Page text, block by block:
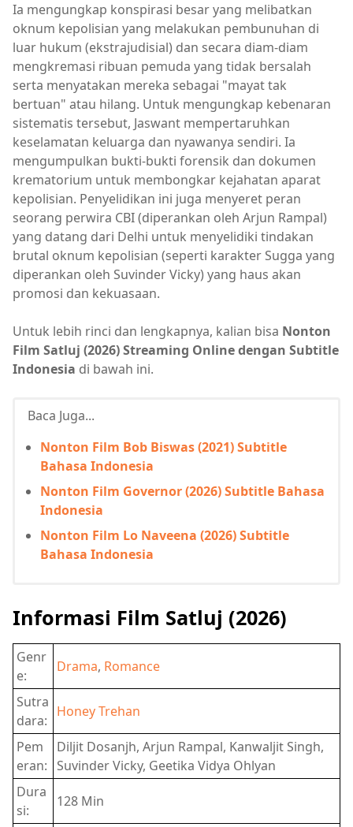
Ia mengungkap konspirasi besar yang melibatkan
oknum kepolisian yang melakukan pembunuhan di
luar hukum (ekstrajudisial) dan secara diam-diam
mengkremasi ribuan pemuda yang tidak bersalah
serta menyatakan mereka sebagai "mayat tak
bertuan" atau hilang. Untuk mengungkap kebenaran
sistematis tersebut, Jaswant mempertaruhkan
keselamatan keluarga dan nyawanya sendiri. Ia
mengumpulkan bukti-bukti forensik dan dokumen
krematorium untuk membongkar kejahatan aparat
kepolisian. Penyelidikan ini juga menyeret peran
seorang perwira CBI (diperankan oleh Arjun Rampal)
yang datang dari Delhi untuk menyelidiki tindakan
brutal oknum kepolisian (seperti karakter Sugga yang
diperankan oleh Suvinder Vicky) yang haus akan
promosi dan kekuasaan.
Untuk lebih rinci dan lengkapnya, kalian bisa Nonton
Film Satluj (2026) Streaming Online dengan Subtitle
Indonesia di bawah ini.
Baca Juga...
Nonton Film Bob Biswas (2021) Subtitle
Bahasa Indonesia
Nonton Film Governor (2026) Subtitle Bahasa
Indonesia
Nonton Film Lo Naveena (2026) Subtitle
Bahasa Indonesia
Informasi Film Satluj (2026)
Genr
e:
Drama, Romance
Sutra
dara:
Honey Trehan
Pem
eran:
Diljit Dosanjh, Arjun Rampal, Kanwaljit Singh,
Suvinder Vicky, Geetika Vidya Ohlyan
Dura
si:
128 Min